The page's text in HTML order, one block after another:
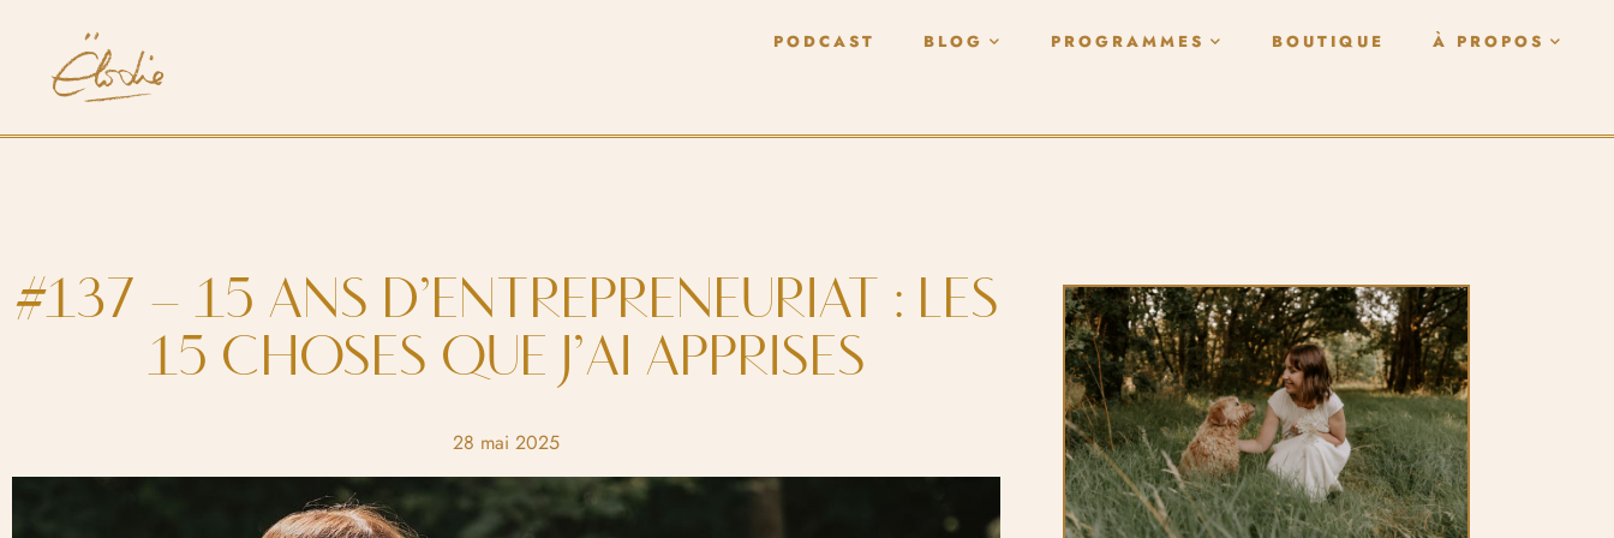
PODCAST BLOG PROGRAMMES BOUTIQUE À PROPOS
#137 – 15 ANS D’ENTREPRENEURIAT : LES
15 CHOSES QUE J’AI APPRISES
28 mai 2025